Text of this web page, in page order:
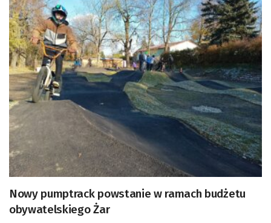
Nowy pumptrack powstanie w ramach budżetu
obywatelskiego Żar